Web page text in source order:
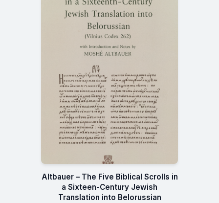
Altbauer – The Five Biblical Scrolls in
a Sixteen-Century Jewish
Translation into Belorussian